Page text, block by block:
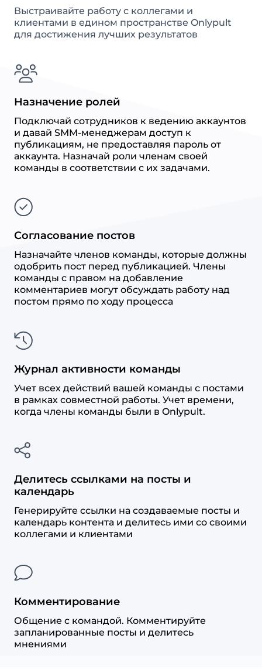
Выстраивайте работу с коллегами и
клиентами в едином пространстве Onlypult
для достижения лучших результатов
Назначение ролей
Подключай сотрудников к ведению аккаунтов
и давай SMM-менеджерам доступ к
публикациям, не предоставляя пароль от
аккаунта. Назначай роли членам своей
команды в соответствии с их задачами.
Согласование постов
Назначайте членов команды, которые должны
одобрить пост перед публикацией. Члены
команды с правом на добавление
комментариев могут обсуждать работу над
постом прямо по ходу процесса
Журнал активности команды
Учет всех действий вашей команды с постами
в рамках совместной работы. Учет времени,
когда члены команды были в Onlypult.
Делитесь ссылками на посты и
календарь
Генерируйте ссылки на создаваемые посты и
календарь контента и делитесь ими со своими
коллегами и клиентами
Комментирование
Общение с командой. Комментируйте
запланированные посты и делитесь
мнениями